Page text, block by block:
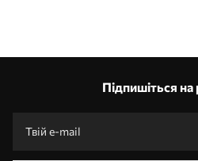
Підпишіться